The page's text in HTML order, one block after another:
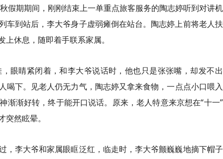
秋假期期间，刚刚结束上一单重点旅客服务的陶志婷听到对讲
车到站后，李大爷身子虚弱瘫倒在站台。陶志婷上前将老人
休息，随即着手联系家属。
眼睛紧闭着，和李大爷说话时，他也只是张张嘴，却发不
下。见老人仍无力气，陶志婷又拿来食物，一点点小口喂入
渐渐好转，终于能开口说话。原来，老人特意来京想在“十一
然眩晕。
李大爷和家属眼眶泛红，临走时，李大爷颤巍巍地摘下帽子